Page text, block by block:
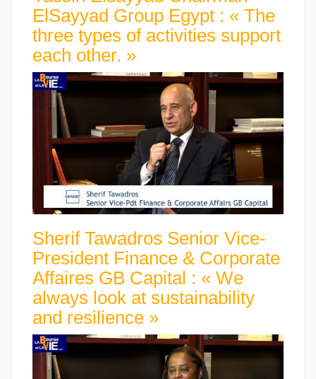
ElSayyad Group Egypt : « The
three types of activities support
each other. »
Sherif Tawadros Senior Vice-
President Finance & Corporate
Affaires GB Capital : « We
always look at sustainability
and resilience »